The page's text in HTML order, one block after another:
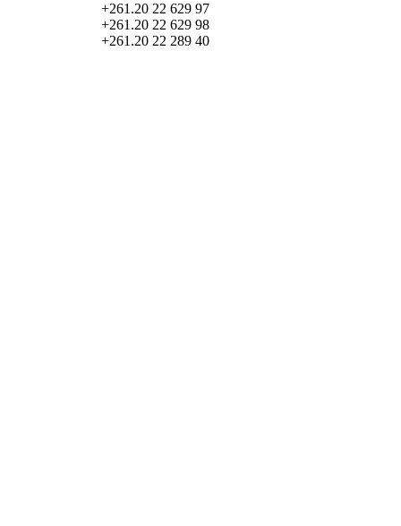
+261.20 22 629 97
+261.20 22 629 98
+261.20 22 289 40